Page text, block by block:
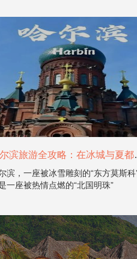
哈尔滨旅
滨，一座被冰雪雕刻的“东方莫斯科
一座被热情点燃的“北国明珠”